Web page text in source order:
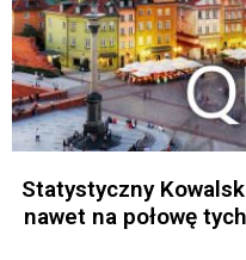
Statystyczny
nawet na połowę